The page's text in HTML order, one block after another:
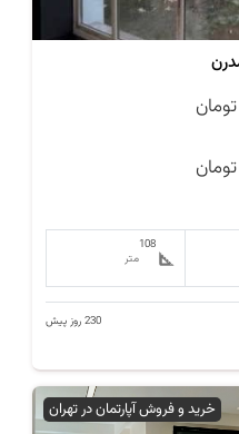
تومان
تومان
108
متر
230 روز پیش
خرید و فروش آپارتمان در تهران